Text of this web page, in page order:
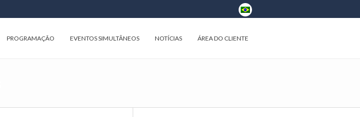
PROGRAMAÇÃO EVENTOS SIMULTÂNEOS NOTÍCIAS ÁREA DO CLIENTE